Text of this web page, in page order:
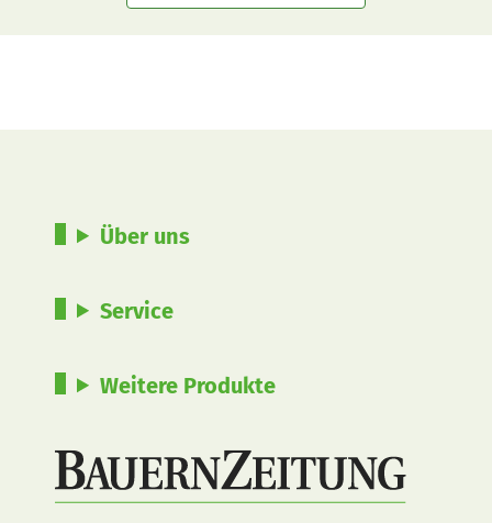
Über uns
Service
Weitere Produkte